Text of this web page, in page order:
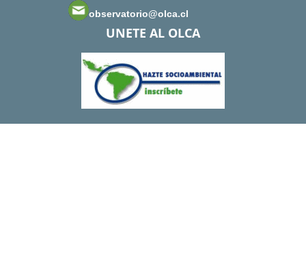
observatorio@olca.cl
UNETE AL OLCA